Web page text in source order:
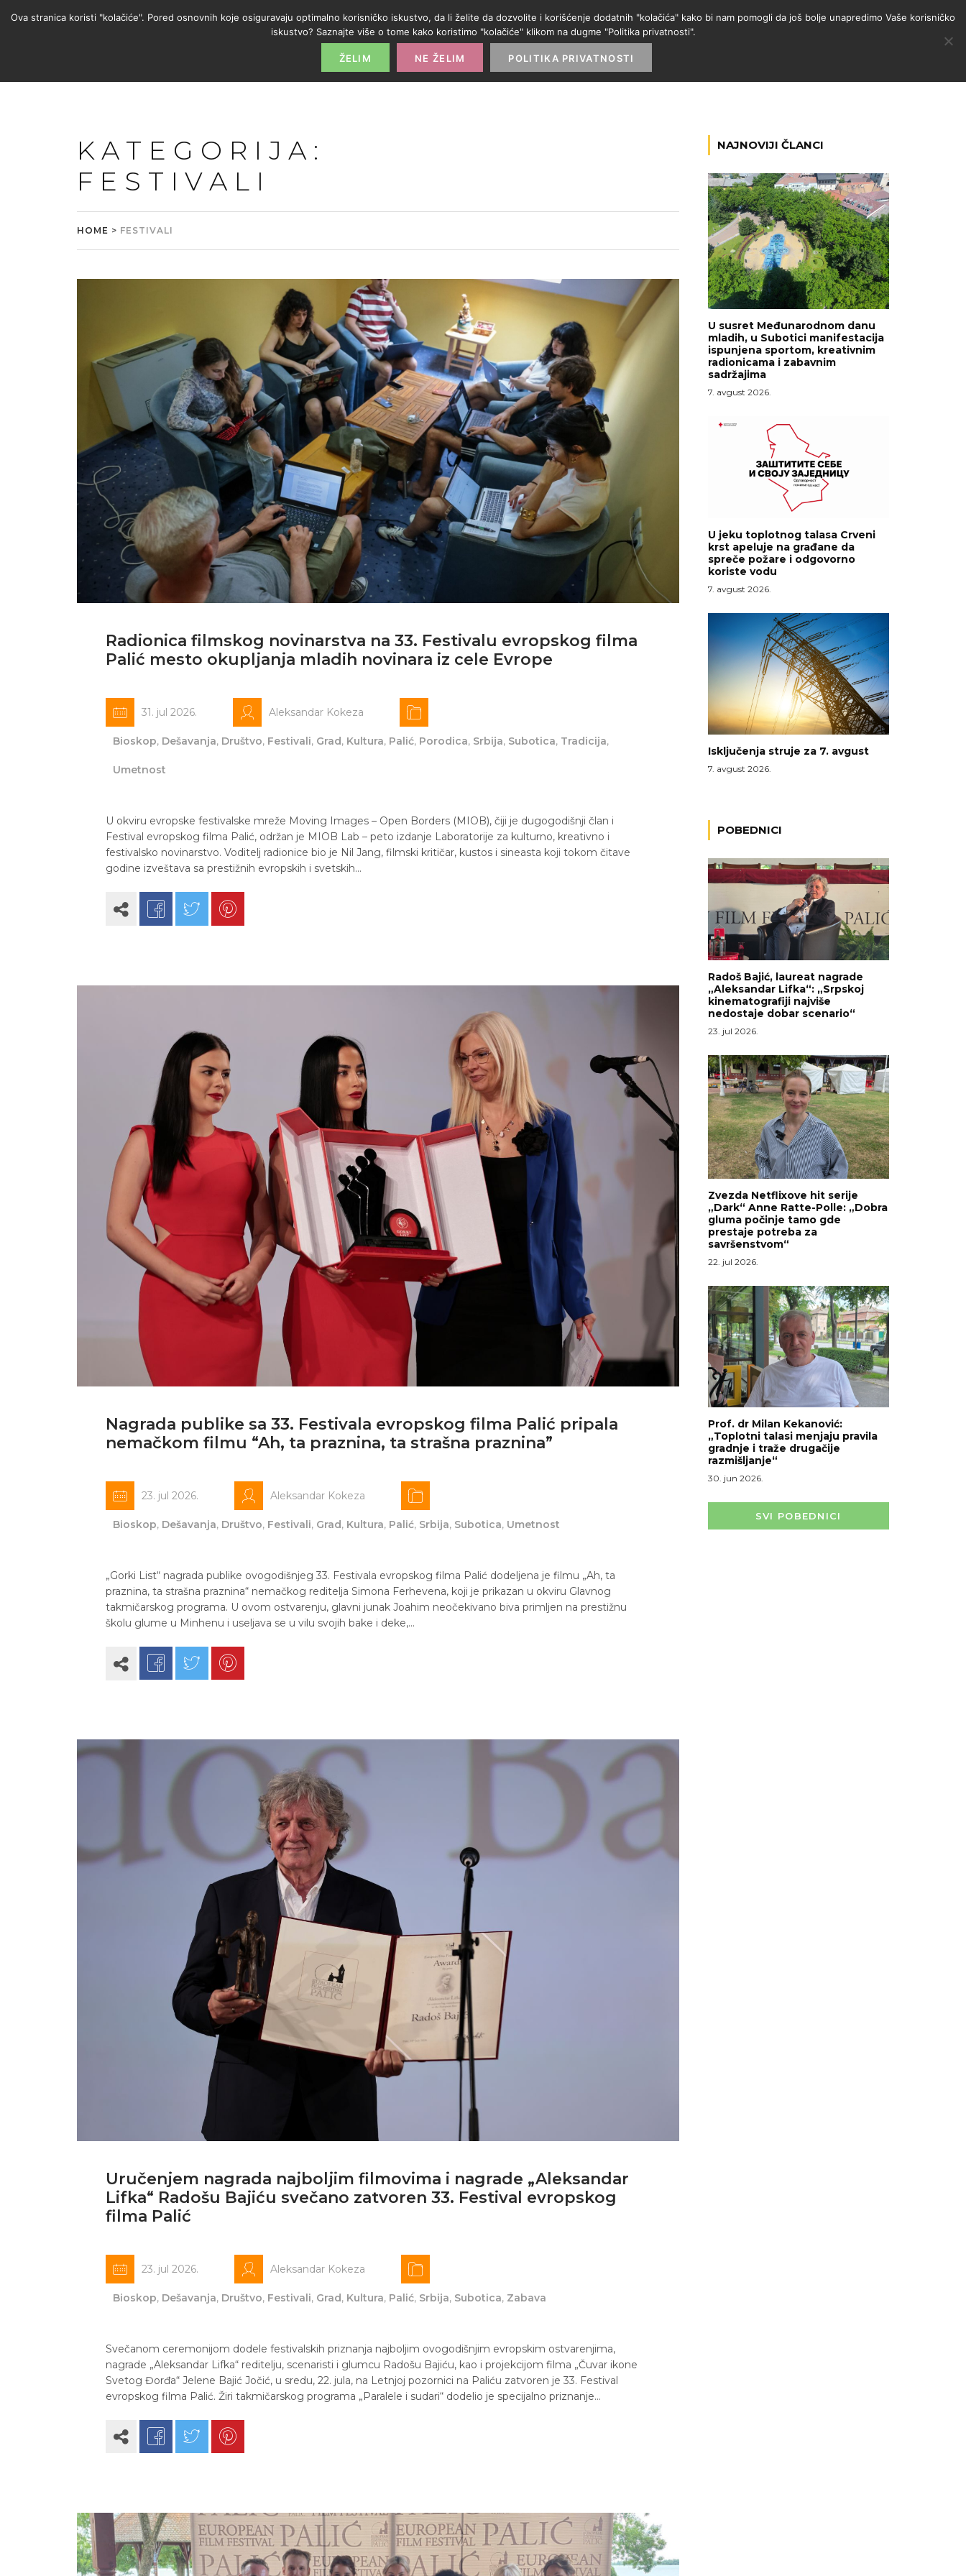
POČETNA PROMO IZLOG PARTNERI KATEGORIJE
KATEGORIJA:
FESTIVALI
HOME > FESTIVALI
Radionica filmskog novinarstva na 33. Festivalu evropskog filma
Palić mesto okupljanja mladih novinara iz cele Evrope
31. jul 2026. Aleksandar Kokeza
Bioskop, Dešavanja, Društvo, Festivali, Grad, Kultura, Palić, Porodica, Srbija, Subotica, Tradicija,
Umetnost
U okviru evropske festivalske mreže Moving Images – Open Borders (MIOB), čiji je dugogodišnji član i
Festival evropskog filma Palić, održan je MIOB Lab – peto izdanje Laboratorije za kulturno, kreativno i
festivalsko novinarstvo. Voditelj radionice bio je Nil Jang, filmski kritičar, kustos i sineasta koji tokom čitave
godine izveštava sa prestižnih evropskih i svetskih…
Nagrada publike sa 33. Festivala evropskog filma Palić pripala
nemačkom filmu “Ah, ta praznina, ta strašna praznina”
23. jul 2026. Aleksandar Kokeza
Bioskop, Dešavanja, Društvo, Festivali, Grad, Kultura, Palić, Srbija, Subotica, Umetnost
„Gorki List“ nagrada publike ovogodišnjeg 33. Festivala evropskog filma Palić dodeljena je filmu „Ah, ta
praznina, ta strašna praznina“ nemačkog reditelja Simona Ferhevena, koji je prikazan u okviru Glavnog
takmičarskog programa. U ovom ostvarenju, glavni junak Joahim neočekivano biva primljen na prestižnu
školu glume u Minhenu i useljava se u vilu svojih bake i deke,…
Uručenjem nagrada najboljim filmovima i nagrade „Aleksandar
Lifka“ Radošu Bajiću svečano zatvoren 33. Festival evropskog
filma Palić
23. jul 2026. Aleksandar Kokeza
Bioskop, Dešavanja, Društvo, Festivali, Grad, Kultura, Palić, Srbija, Subotica, Zabava
Svečanom ceremonijom dodele festivalskih priznanja najboljim ovogodišnjim evropskim ostvarenjima,
nagrade „Aleksandar Lifka“ reditelju, scenaristi i glumcu Radošu Bajiću, kao i projekcijom filma „Čuvar ikone
Svetog Đorđa“ Jelene Bajić Jočić, u sredu, 22. jula, na Letnjoj pozornici na Paliću zatvoren je 33. Festival
evropskog filma Palić. Žiri takmičarskog programa „Paralele i sudari“ dodelio je specijalno priznanje…
NAJNOVIJI ČLANCI
U susret Međunarodnom danu
mladih, u Subotici manifestacija
ispunjena sportom, kreativnim
radionicama i zabavnim
sadržajima
7. avgust 2026.
U jeku toplotnog talasa Crveni
krst apeluje na građane da
spreče požare i odgovorno
koriste vodu
7. avgust 2026.
Isključenja struje za 7. avgust
7. avgust 2026.
POBEDNICI
Radoš Bajić, laureat nagrade
„Aleksandar Lifka“: „Srpskoj
kinematografiji najviše
nedostaje dobar scenario“
23. jul 2026.
Zvezda Netflixove hit serije
„Dark“ Anne Ratte-Polle: „Dobra
gluma počinje tamo gde
prestaje potreba za
savršenstvom“
22. jul 2026.
Prof. dr Milan Kekanović:
„Toplotni talasi menjaju pravila
gradnje i traže drugačije
razmišljanje“
30. jun 2026.
SVI POBEDNICI
Ova stranica koristi "kolačiće". Pored osnovnih koje osiguravaju optimalno korisničko iskustvo, da li želite da dozvolite i korišćenje dodatnih "kolačića" kako bi nam pomogli da još bolje unapredimo Vaše korisničko
iskustvo? Saznajte više o tome kako koristimo "kolačiće" klikom na dugme "Politika privatnosti".
ŽELIM NE ŽELIM POLITIKA PRIVATNOSTI